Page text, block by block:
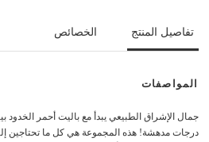
تفاصيل المنتج الخصائص
المواصفات
درجات مدهشة! هذه المجموعة هي كل ما تحتاجين